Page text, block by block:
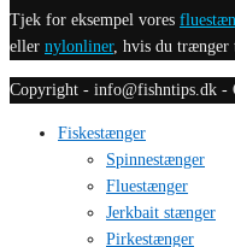
Tjek for eksempel vores
eller nylonliner, hvis du trænger
Copyright - info@fishntips.dk -
Fiskestænger
Spinnestænger
Fluestænger
Jerkbait stænger
Pirkestænger